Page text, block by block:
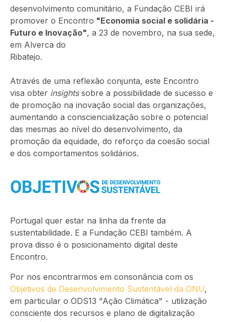
desenvolvimento comunitário, a Fundação CEBI irá
promover o Encontro "Economia social e solidária -
Futuro e Inovação", a 23 de novembro, na sua sede,
em Alverca do
Através de uma reflexão conjunta, este Encontro
visa obter insightssobre a possibilidade de sucesso e
de promoção na inovação social das organizações,
aumentando a consciencialização sobre o potencial
das mesmas ao nível do desenvolvimento, da
promoção da equidade, do reforço da coesão social
e dos comportamentos solidários.
Portugal quer estar na linha da frente da
sustentabilidade. E a Fundação CEBI também. A
prova disso é o posicionamento digital deste
Encontro.
Por nos encontrarmos em consonância com os
Objetivos de Desenvolvimento Sustentável da ONU,
em particular o ODS13 "Ação Climática" - utilização
consciente dos recursos e plano de digitalização